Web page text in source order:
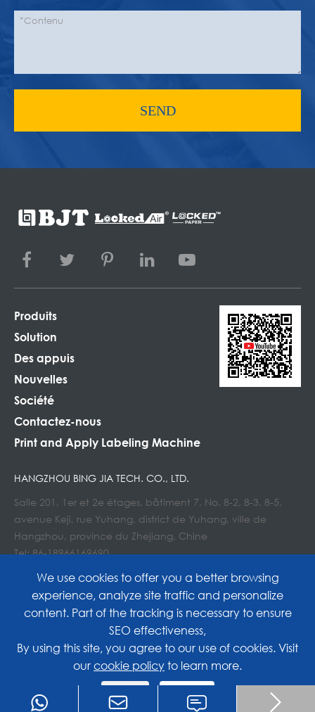
SEND
Produits
Solution
Des appuis
Nouvelles
Société
Contactez-nous
Print and Apply Labeling Machine
HANGZHOU BING JIA TECH. CO., LTD.
Salle 201, 1er et 2e étages, bâtiment 7, No. 8-2, 8-3, 8-5,
avenue Keji, rue Yuhang, district de Yuhang, ville de
Hangzhou, province du Zhejiang, Chine
Tel: 86-18966169690
Hangzhou Bing Jia Tech. Co., Ltd.
Rights Reserved.
Sitemap
Privacy Policy
 
We use cookies to offer you a better browsing
experience, analyze site traffic and personalize
content. Part of the tracking is necessary to ensure
SEO effectiveness,
By using this site, you agree to our use of cookies. Visit
ourcookie policyto learn more.
Reject
Accept